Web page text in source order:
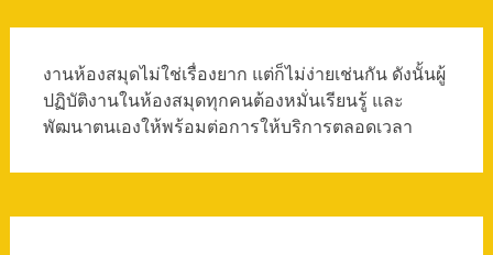
งานห้องสมุดไม่ใช่เรื่องยาก แต่ก็ไม่ง่ายเช่นกัน ดังนั้นผู้
ปฏิบัติงานในห้องสมุดทุกคนต้องหมั่นเรียนรู้ และ
พัฒนาตนเองให้พร้อมต่อการให้บริการตลอดเวลา